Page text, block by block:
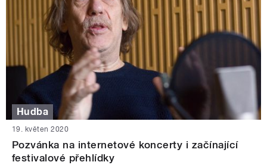
Hudba
19. květen 2020
Pozvánka na internetové koncerty i začínající
festivalové přehlídky